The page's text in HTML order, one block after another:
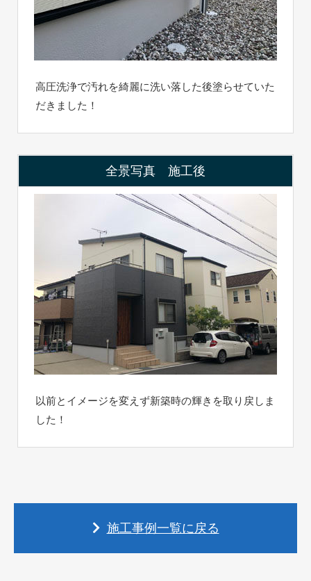
高圧洗浄で汚れを綺麗に洗い落した後塗らせていた
だきました！
全景写真 施工後
以前とイメージを変えず新築時の輝きを取り戻しま
した！
施工事例一覧に戻る